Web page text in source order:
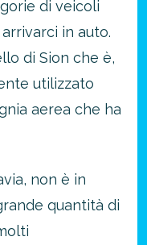
di veicoli
in auto.
di Sion che è,
utilizzato
aerea che ha
non è in
quantità di